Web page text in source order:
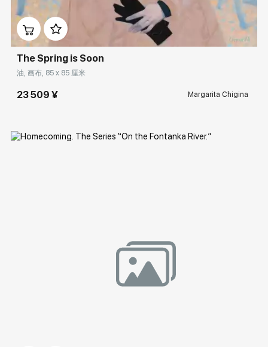
Домен: rakovgallery.cn
The Spring is Soon
油, 画布, 85 x 85 厘米
23 509 ¥ Margarita Chigina